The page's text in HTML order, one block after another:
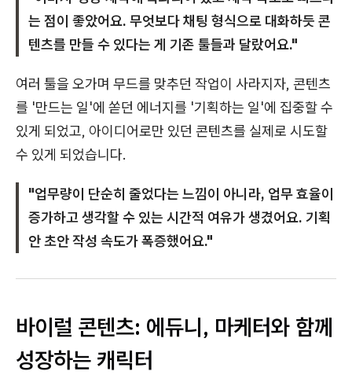
는 점이 좋았어요. 무엇보다 채팅 형식으로 대화하듯 콘
텐츠를 만들 수 있다는 게 기존 툴들과 달랐어요."
여러 툴을 오가며 무드를 맞추던 작업이 사라지자, 콘텐츠
를 '만드는 일'에 쏟던 에너지를 '기획하는 일'에 집중할 수
있게 되었고, 아이디어로만 있던 콘텐츠를 실제로 시도할
수 있게 되었습니다.
"업무량이 단순히 줄었다는 느낌이 아니라, 업무 효율이
증가하고 생각할 수 있는 시간적 여유가 생겼어요. 기획
안 초안 작성 속도가 폭증했어요."
바이럴 콘텐츠: 에듀니, 마케터와 함께
성장하는 캐릭터